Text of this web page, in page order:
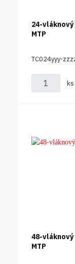
24-vláknový
MTP
TC024yyy-
ks
48-vláknový
MTP